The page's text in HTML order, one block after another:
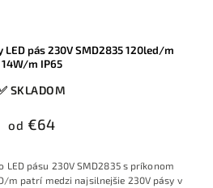
LED pás 230V SMD2835 120led/m
14W/m IP65
SKLADOM
od €64
LED pásu 230V SMD2835 s príkonom
m patrí medzi najsilnejšie 230V pásy v